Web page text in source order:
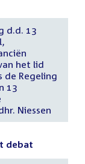
d.d. 13
het lid
Regeling
13
Niessen
debat